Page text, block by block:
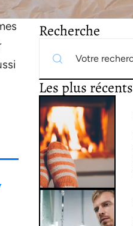
Recherche
Les plus récents